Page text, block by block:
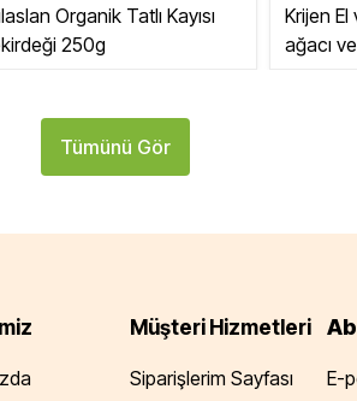
Organik Tatlı Kayısı
250g
Krijen El
ağacı
Tümünü Gör
Müşteri Hizmetleri
Siparişlerim Sayfası
E-